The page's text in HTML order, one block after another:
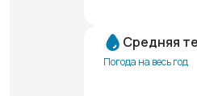
Средняя
Погода на весь год